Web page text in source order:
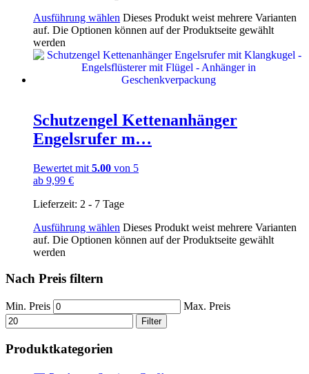
Ausführung wählen Dieses Produkt weist mehrere Varianten
auf. Die Optionen können auf der Produktseite gewählt
werden
Schutzengel Kettenanhänger
Engelsrufer m…
Bewertet mit 5.00 von 5
ab 9,99 €
Lieferzeit: 2 - 7 Tage
Ausführung wählen Dieses Produkt weist mehrere Varianten
auf. Die Optionen können auf der Produktseite gewählt
werden
Nach Preis filtern
Min. Preis Max. Preis
Filter
Produktkategorien